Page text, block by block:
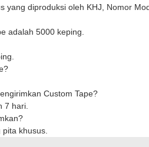
yang diproduksi oleh KHJ, Nomor
adalah 5000 keping.
Custom Tape?
7 hari.
khusus.